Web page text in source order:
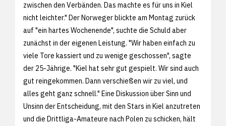
zwischen den Verbänden. Das machte es für uns in Kiel
nicht leichter." Der Norweger blickte am Montag zurück
auf "ein hartes Wochenende", suchte die Schuld aber
zunächst in der eigenen Leistung. "Wir haben einfach zu
viele Tore kassiert und zu wenige geschossen", sagte
der 25-Jährige. "Kiel hat sehr gut gespielt. Wir sind auch
gut reingekommen. Dann verschießen wir zu viel, und
alles geht ganz schnell." Eine Diskussion über Sinn und
Unsinn der Entscheidung, mit den Stars in Kiel anzutreten
und die Drittliga-Amateure nach Polen zu schicken, hält